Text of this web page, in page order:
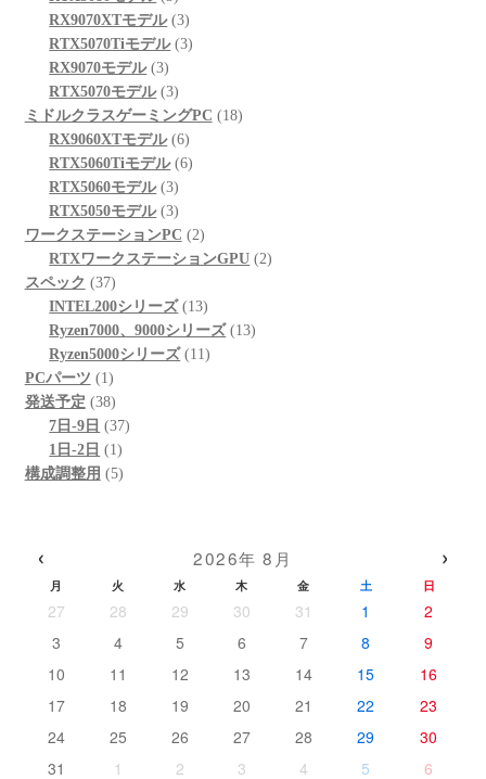
の
商
個
の
品
RX9070XTモデル 33
個
品
RTX5070Tiモデル 33
商
品
RX9070モデル 33
個
の
商
品
RTX5070モデル 33
個
の
商
品
ミドルクラスゲーミングPC 1818
RX9060XTモデル 66
個
品
RTX5060Tiモデル 66
商
品
RTX5060モデル 33
個
の
商
RTX5050モデル 33
個
の
品
ワークステーションPC 22
個
商
品
RTXワークステーションGPU 22
スペック 3737
個
の
商
品
INTEL200シリーズ 1313
個
の
Ryzen7000、9000シリーズ 1313
Ryzen5000シリーズ 1111
PCパーツ 11
個
の
商
品
発送予定 3838
個
の
商
7日-9日 3737
1日-2日 11
個
構成調整用 55
‹ 2026年 8月 ›
月 火 水 木 金 土 日
27 28 29 30 31 1
2
3
4 5 6 7 8
9
10
11 12 13 14 15
16
17
18 19 20 21 22
23
24
25 26 27 28 29
30
31
1 2 3 4 5 6